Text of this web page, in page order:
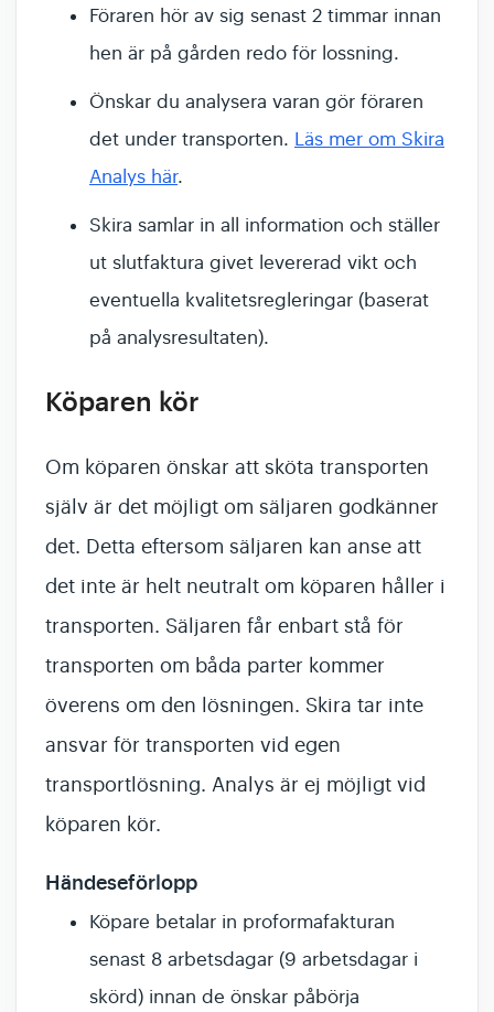
Föraren hör av sig senast 2 timmar innan
hen är på gården redo för lossning.
Önskar du analysera varan gör föraren
det under transporten. Läs mer om Skira
Analys här.
Skira samlar in all information och ställer
ut slutfaktura givet levererad vikt och
eventuella kvalitetsregleringar (baserat
på analysresultaten).
Köparen kör
Om köparen önskar att sköta transporten
själv är det möjligt om säljaren godkänner
det. Detta eftersom säljaren kan anse att
det inte är helt neutralt om köparen håller i
transporten. Säljaren får enbart stå för
transporten om båda parter kommer
överens om den lösningen. Skira tar inte
ansvar för transporten vid egen
transportlösning. Analys är ej möjligt vid
köparen kör.
Händeseförlopp
Köpare betalar in proformafakturan
senast 8 arbetsdagar (9 arbetsdagar i
skörd) innan de önskar påbörja